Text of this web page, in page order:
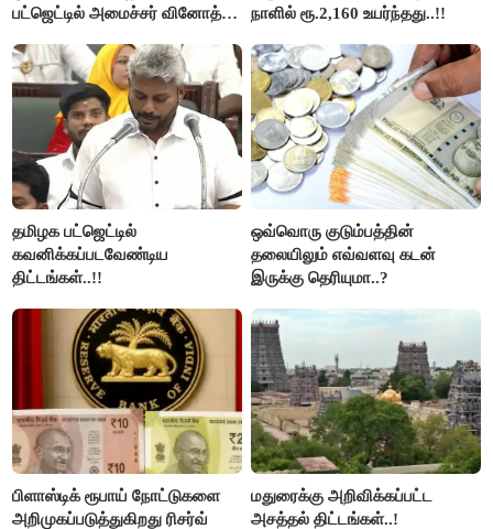
பட்ஜெட்டில் அமைச்சர் வினோத்
நாளில் ரூ.2,160 உயர்ந்தது..!!
தமிழக பட்ஜெட்டில்
கவனிக்கப்படவேண்டிய
திட்டங்கள்..!!
ஒவ்வொரு குடும்பத்தின்
தலையிலும் எவ்வளவு கடன்
இருக்கு தெரியுமா..?
பிளாஸ்டிக் ரூபாய் நோட்டுகளை
அறிமுகப்படுத்துகிறது ரிசர்வ்
மதுரைக்கு அறிவிக்கப்பட்ட
அசத்தல் திட்டங்கள்..!